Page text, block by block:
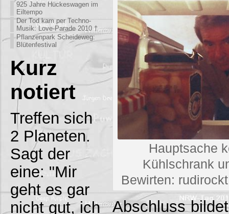
925 Jahre Hückeswagen im
Eiltempo
Der Tod kam per Techno-
Musik: Love-Parade 2010 †
Pflanzenpark Scheideweg:
Blütenfestival
Kurz
notiert
Treffen sich
2 Planeten.
Sagt der
eine: "Mir
geht es gar
nicht gut, ich
Hauptsache
Kühlschrank
Bewirten:
Abschluss